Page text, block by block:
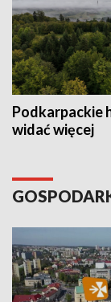
Podkarpackie
widać więcej